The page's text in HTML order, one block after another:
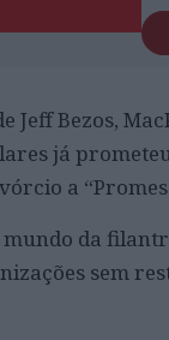
Jeff Bezos,
já
a
da
sem